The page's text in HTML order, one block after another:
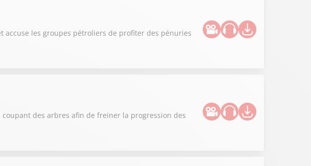
accuse les groupes pétroliers de profiter des pénuries
coupant des arbres afin de freiner la progression des